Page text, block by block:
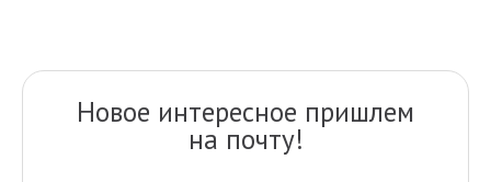
Новое интересное пришлем
на почту!